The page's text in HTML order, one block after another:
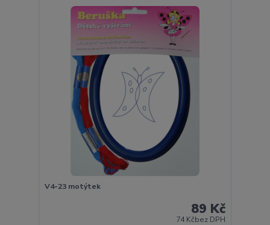
V4-23 motýtek
89 Kč
74 Kčbez DPH